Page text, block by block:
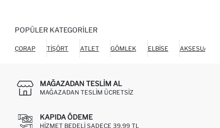
POPÜLER KATEGORILER
ÇORAP TIŞÖRT ATLET GÖMLEK ELBISE AKSESUAR
MAĞAZADAN TESLIM AL
MAĞAZADAN TESLIM ÜCRETSIZ
KAPIDA ÖDEME
HIZMET BEDELI SADECE 39,99 TL